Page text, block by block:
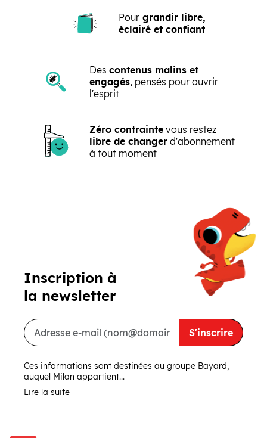
Pour grandir libre,
éclairé et confiant
Des contenus malins et
engagés, pensés pour ouvrir
l'esprit
Zéro contrainte vous restez
libre de changer d'abonnement
à tout moment
Inscription à
la newsletter
S'inscrire
Ces informations sont destinées au groupe Bayard,
auquel Milan appartient...
Lire la suite